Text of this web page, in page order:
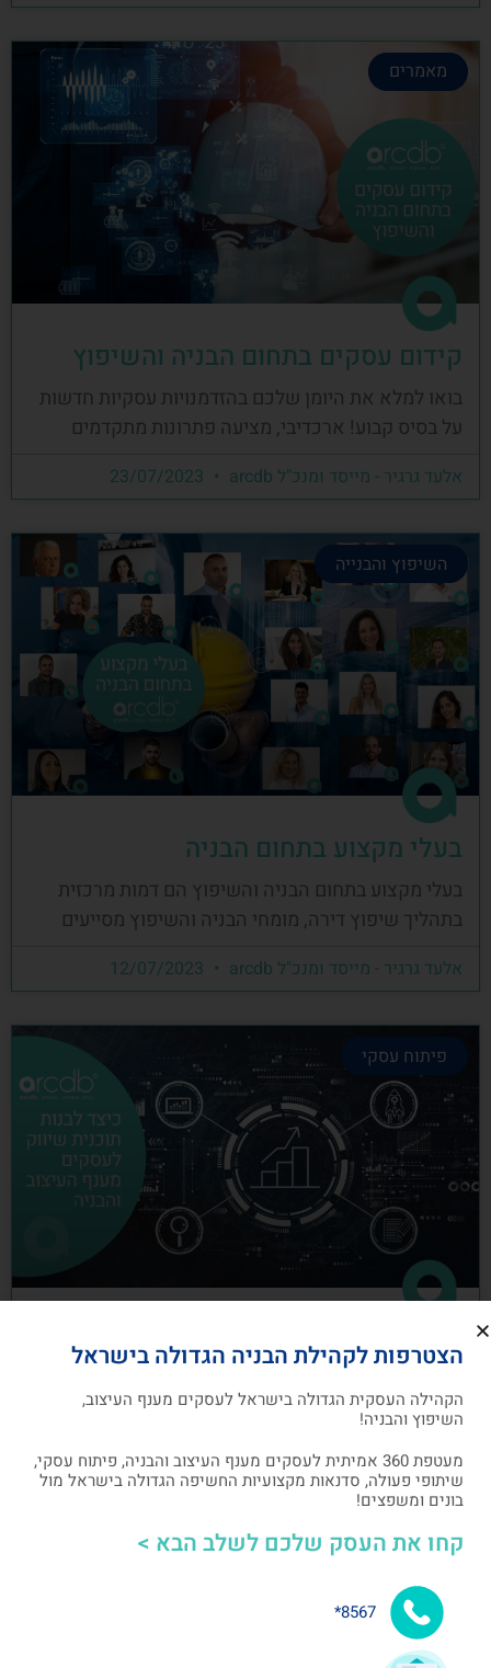
מאמרים
קידום עסקים בתחום הבניה והשיפוץ
בואו למלא את היומן שלכם בהזדמנויות עסקיות חדשות
על בסיס קבוע! ארכדיבי, מציעה פתרונות מתקדמים
אלעד גרגיר - מייסד ומנכ"ל arcdb
השיפוץ והבנייה
בעלי מקצוע בתחום הבניה
בעלי מקצוע בתחום הבניה והשיפוץ הם דמות מרכזית
בתהליך שיפוץ דירה, מומחי הבניה והשיפוץ מסייעים
אלעד גרגיר - מייסד ומנכ"ל arcdb
פיתוח עסקי
כיצד לבנות תוכנית שיווק לעסקים מענף
העיצוב והבניה
תוכנית שיווק הנה תוכנית כתובה, המהווה מפת דרכים
אלעד גרגיר - מייסד ומנכ"ל arcdb 05/07/2023
הצטרפות לקהילת הבניה הגדולה בישראל
הקהילה העסקית הגדולה בישראל לעסקים מענף העיצוב,
השיפוץ והבניה!
מעטפת 360 אמיתית לעסקים מענף העיצוב והבניה, פיתוח עסקי,
שיתופי פעולה, סדנאות מקצועיות החשיפה הגדולה בישראל מול
בונים ומשפצים!
קחו את העסק שלכם לשלב הבא >
8567*